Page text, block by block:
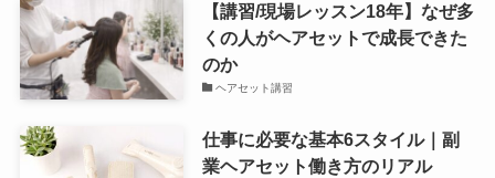
【講習/現場レッスン18年】なぜ多
くの人がヘアセットで成長できた
のか
ヘアセット講習
仕事に必要な基本6スタイル｜副
業ヘアセット働き方のリアル